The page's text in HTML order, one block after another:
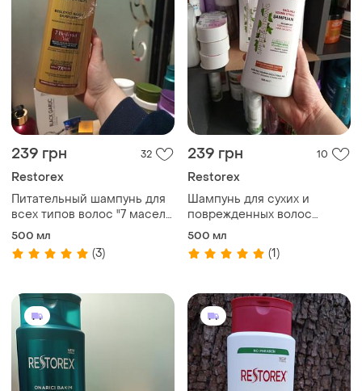
239 грн 32
Restorex
Питательный шампунь для
всех типов волос "7 масел"
restorex, 500 мл
500 мл
(3)
239 грн 10
Restorex
Шампунь для сухих и
поврежденных волос
"speed &amp; strong"
restorex, 500 мл
500 мл
(1)